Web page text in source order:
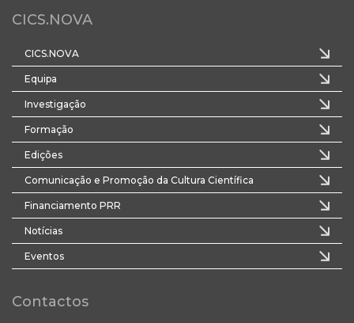
CICS.NOVA
CICS.NOVA
Equipa
Investigação
Formação
Edições
Comunicação e Promoção da Cultura Científica
Financiamento PRR
Notícias
Eventos
Contactos